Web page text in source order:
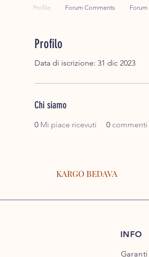
Profilo
Data di iscrizione: 31 dic 2023
Chi siamo
0 Mi piace ricevuti 0 commenti
Profile Forum Comments Forum
KARGO BEDAVA
INFO